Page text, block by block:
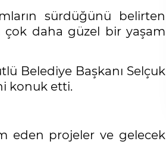
sürdüğünü belirten
çok daha güzel bir yaşam
Belediye Başkanı Selçuk
konuk etti.
eden projeler ve gelecek